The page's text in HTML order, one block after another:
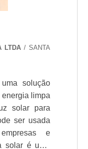
DE
DE
custos
energia
GERADOR
LTDA/ SANTA
solução
limpa
solar para
ser usada
e
solar é uma